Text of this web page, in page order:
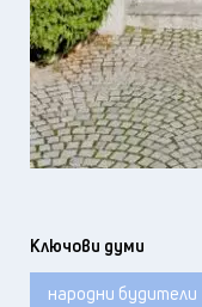
Ключови думи
народни будители